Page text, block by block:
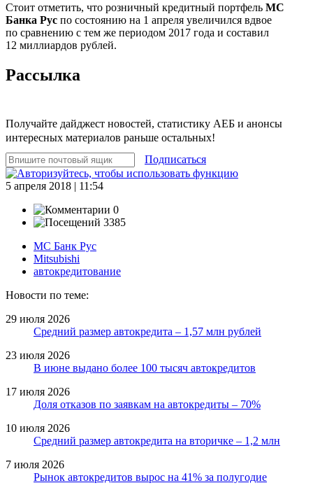
Стоит отметить, что розничный кредитный портфель МС
Банка Рус по состоянию на 1 апреля увеличился вдвое
по сравнению с тем же периодом 2017 года и составил
12 миллиардов рублей.
Рассылка
Получайте дайджест новостей, статистику АЕБ и анонсы
интересных материалов раньше остальных!
Подписаться
5 апреля 2018 | 11:54
0
3385
МС Банк Рус
Mitsubishi
автокредитование
Новости по теме:
29 июля 2026
Средний размер автокредита – 1,57 млн рублей
23 июля 2026
В июне выдано более 100 тысяч автокредитов
17 июля 2026
Доля отказов по заявкам на автокредиты – 70%
10 июля 2026
Средний размер автокредита на вторичке – 1,2 млн
7 июля 2026
Рынок автокредитов вырос на 41% за полугодие